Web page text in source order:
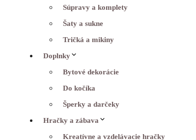
Súpravy a komplety
Šaty a sukne
Tričká a mikiny
Doplnky
Bytové dekorácie
Do kočíka
Šperky a darčeky
Hračky a zábava
Kreatívne a vzdelávacie hračky